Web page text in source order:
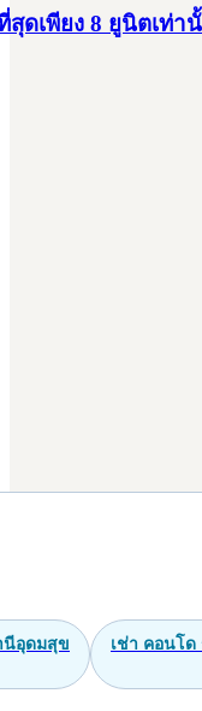
เพียง 8 ยูนิตเท่
นีอุดมสุข เช่า คอนโ